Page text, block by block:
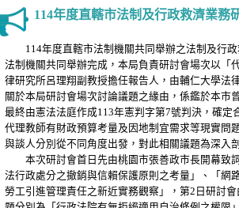
114年度直轄市法制及行政救濟業務
114年度直轄市法制機關共同舉辦之法制及行政
法制機關共同舉辦完成，本局負責研討會場次以「
律研究所呂理翔副教授擔任報告人，由輔仁大學法
關於本局研討會場次討論議題之緣由，係鑑於本市
最終由憲法法庭作成113年憲判字第7號判決，確
代理教師有財政預算考量及因地制宜需求等現實問
與談人分別從不同角度出發，對此相關議題為深入
本次研討會首日先由桃園市張善政市長開幕致詞
法行政處分之撤銷與信賴保護原則之考量」、「網
勞工引進管理責任之新近實務觀察」，第2日研討